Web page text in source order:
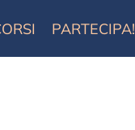
PARTECIPA!